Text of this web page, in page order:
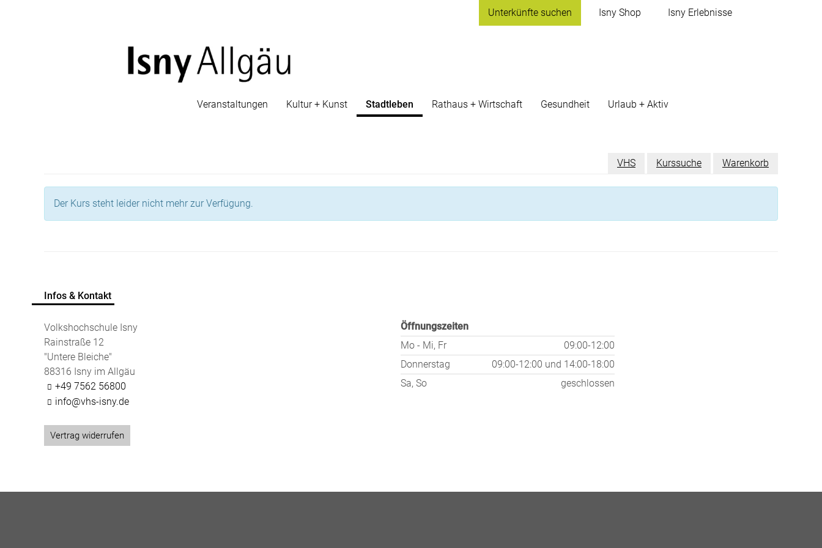
Unterkünfte suchen Isny Shop Isny Erlebnisse
Veranstaltungen Kultur + Kunst Stadtleben Rathaus + Wirtschaft Gesundheit Urlaub + Aktiv
VHS Kurssuche Warenkorb
Der Kurs steht leider nicht mehr zur Verfügung.
Infos & Kontakt
Volkshochschule Isny
Rainstraße 12
"Untere Bleiche"
88316 Isny im Allgäu
+49 7562 56800
info@vhs-isny.de
Vertrag widerrufen
Öffnungszeiten
Mo - Mi, Fr
09:00-12:00
Donnerstag
09:00-12:00 und 14:00-18:00
Sa, So
geschlossen